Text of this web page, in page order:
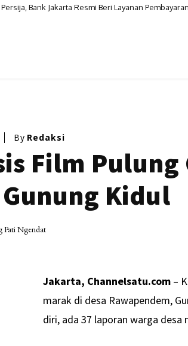
Bank Jakarta Resmi Beri Layanan
By Redaksi
Film
Kidul
Jakarta, Channelsatu.com –
marak di desa Rawapendem,
diri, ada 37 laporan warga